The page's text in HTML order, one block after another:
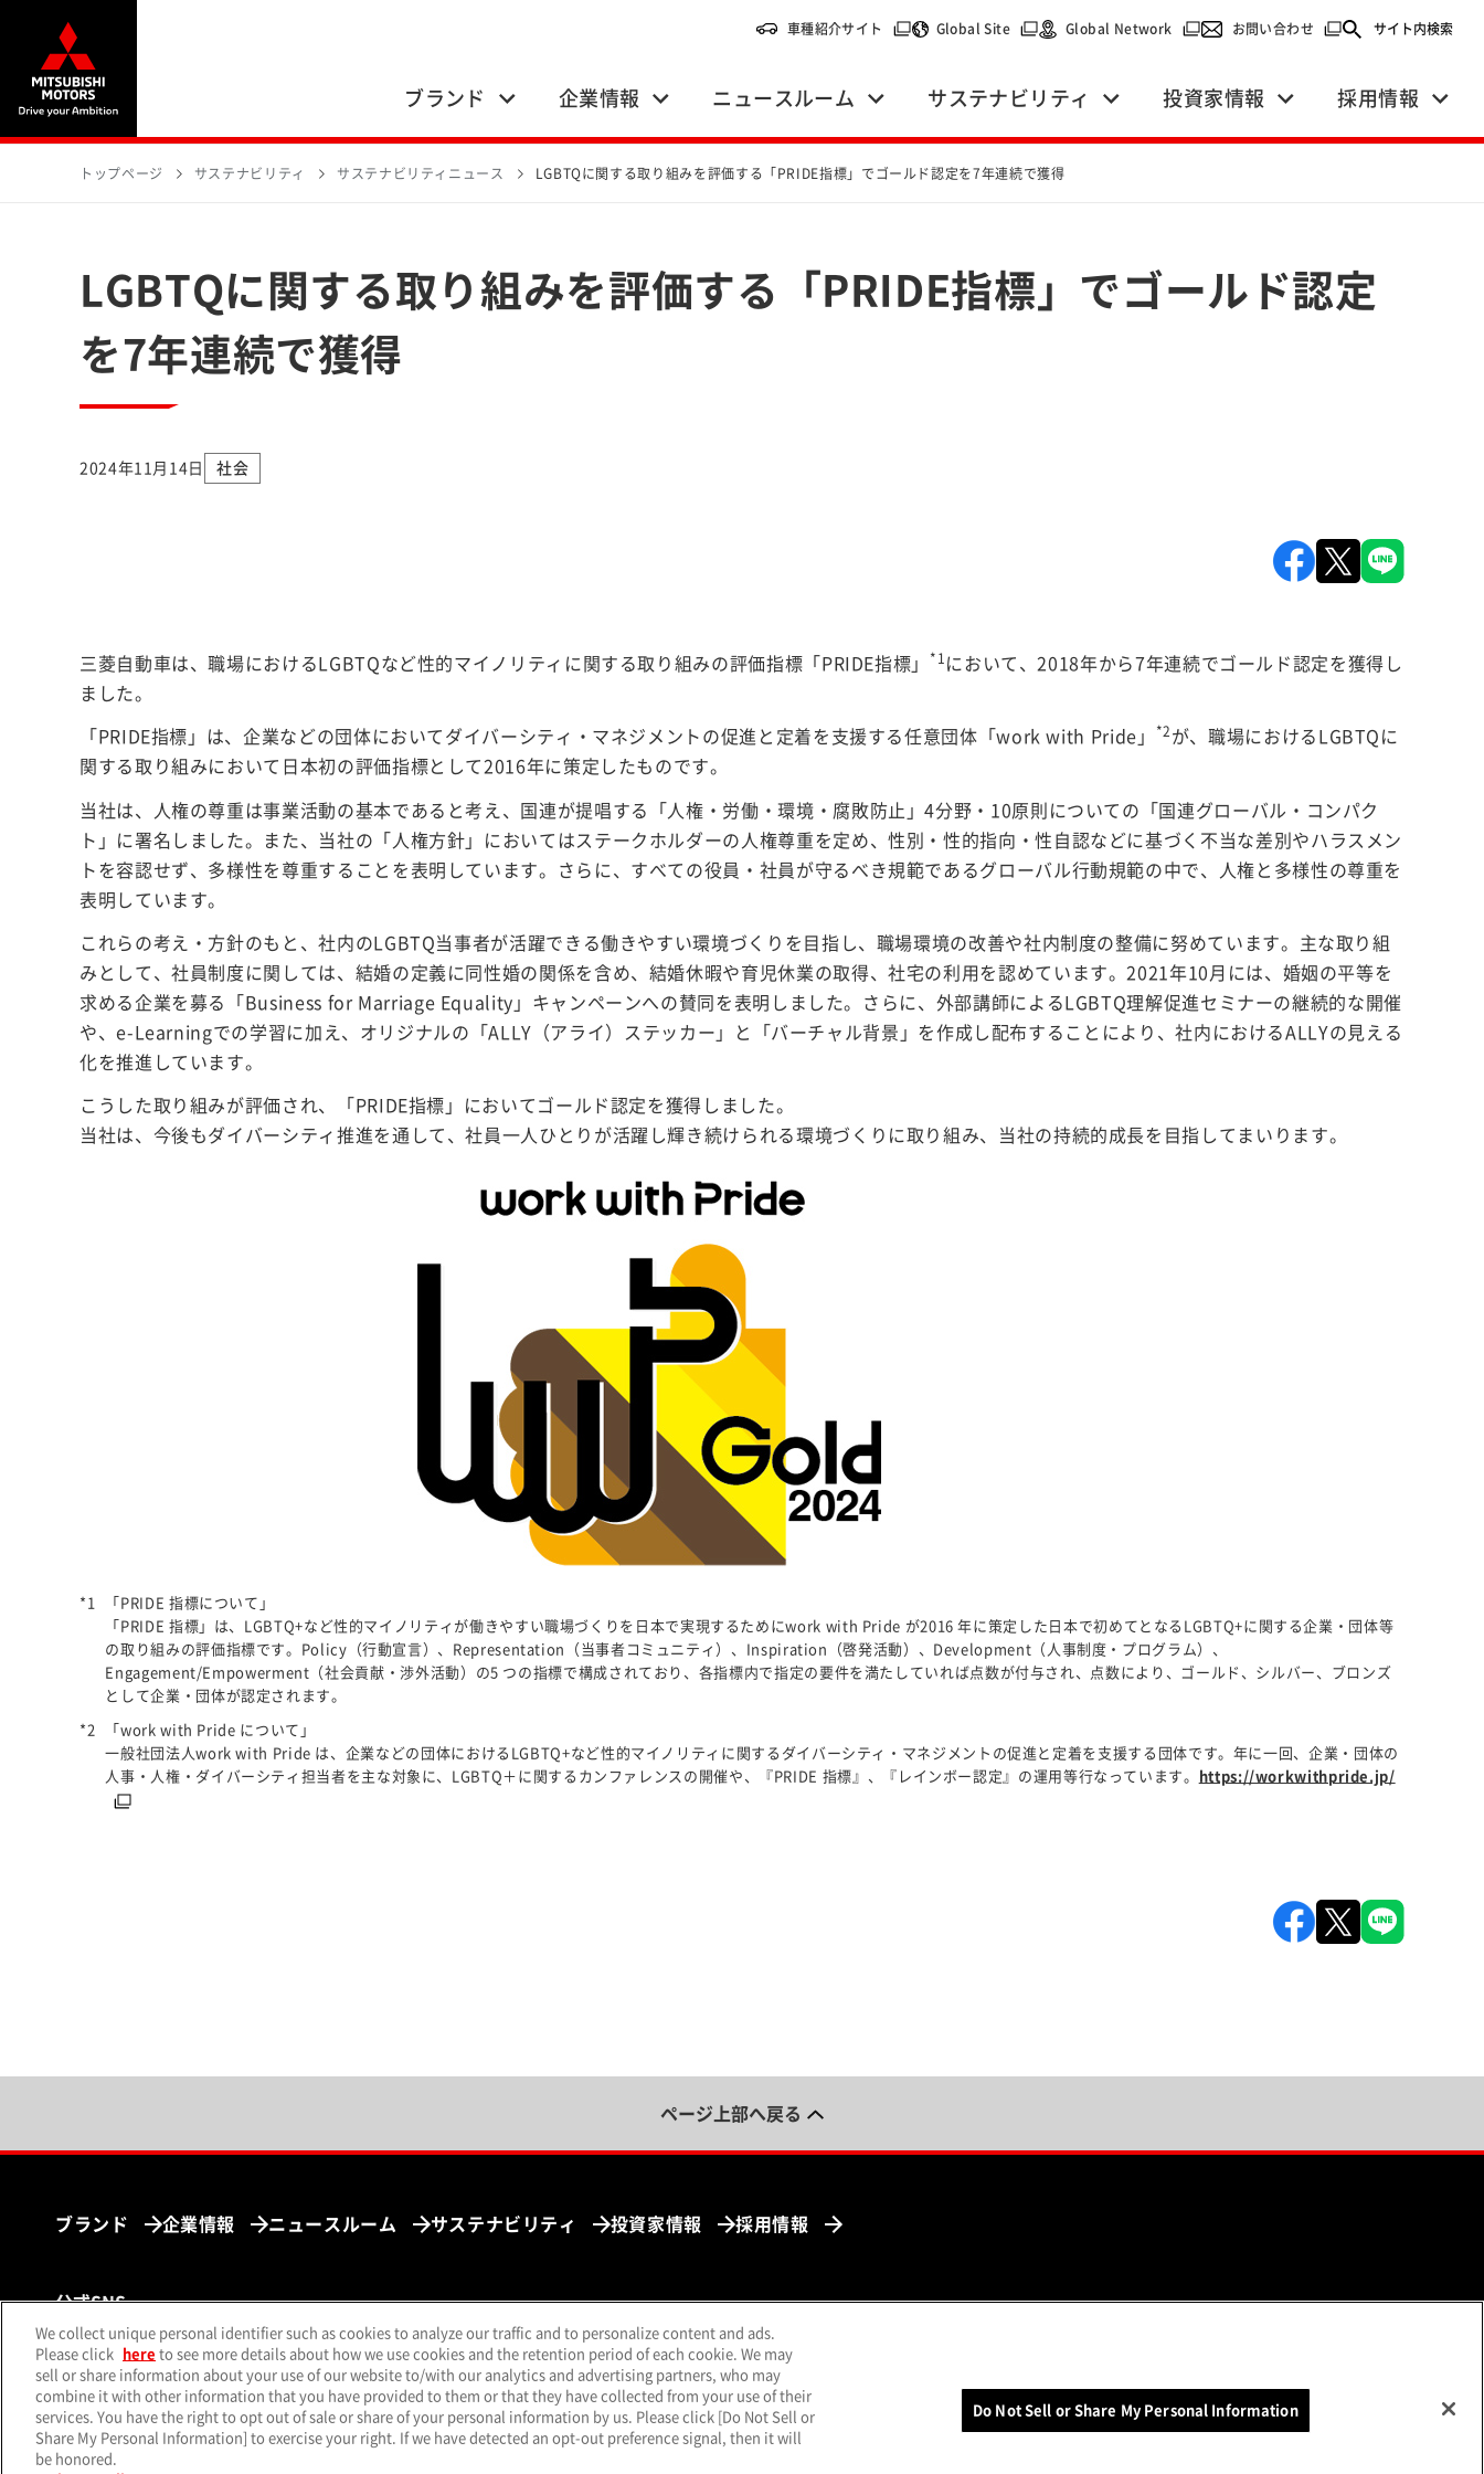
車種紹介サイト （別ウィンドウで開く）
Global Site（別ウィンドウで開く）
Global Network （別ウィンドウで開く）
お問い合わせ （別ウィンドウで開く）
サイト内検索
ブランド 企業情報 ニュースルーム サステナビリティ 投資家情報 採用情報
トップページ サステナビリティ サステナビリティニュース LGBTQに関する取り組みを評価する「PRIDE指標」でゴールド認定を7年連続で獲得
LGBTQに関する取り組みを評価する「PRIDE指標」でゴールド認定
を7年連続で獲得
2024年11月14日 社会
三菱自動車は、職場におけるLGBTQなど性的マイノリティに関する取り組みの評価指標「PRIDE指標」 *1 において、2018年から7年連続でゴールド認定を獲得し
ました。
「PRIDE指標」は、企業などの団体においてダイバーシティ・マネジメントの促進と定着を支援する任意団体「work with Pride」 *2 が、職場におけるLGBTQに
関する取り組みにおいて日本初の評価指標として2016年に策定したものです。
当社は、人権の尊重は事業活動の基本であると考え、国連が提唱する「人権・労働・環境・腐敗防止」4分野・10原則についての「国連グローバル・コンパク
ト」に署名しました。また、当社の「人権方針」においてはステークホルダーの人権尊重を定め、性別・性的指向・性自認などに基づく不当な差別やハラスメン
トを容認せず、多様性を尊重することを表明しています。さらに、すべての役員・社員が守るべき規範であるグローバル行動規範の中で、人権と多様性の尊重を
表明しています。
これらの考え・方針のもと、社内のLGBTQ当事者が活躍できる働きやすい環境づくりを目指し、職場環境の改善や社内制度の整備に努めています。主な取り組
みとして、社員制度に関しては、結婚の定義に同性婚の関係を含め、結婚休暇や育児休業の取得、社宅の利用を認めています。2021年10月には、婚姻の平等を
求める企業を募る「Business for Marriage Equality」キャンペーンへの賛同を表明しました。さらに、外部講師によるLGBTQ理解促進セミナーの継続的な開催
や、e-Learningでの学習に加え、オリジナルの「ALLY（アライ）ステッカー」と「バーチャル背景」を作成し配布することにより、社内におけるALLYの見える
化を推進しています。
こうした取り組みが評価され、「PRIDE指標」においてゴールド認定を獲得しました。
当社は、今後もダイバーシティ推進を通して、社員一人ひとりが活躍し輝き続けられる環境づくりに取り組み、当社の持続的成長を目指してまいります。
「PRIDE 指標について」
「PRIDE 指標」は、LGBTQ+など性的マイノリティが働きやすい職場づくりを日本で実現するためにwork with Pride が2016 年に策定した日本で初めてとなるLGBTQ+に関する企業・団体等
の取り組みの評価指標です。Policy（行動宣言）、Representation（当事者コミュニティ）、Inspiration（啓発活動）、Development（人事制度・プログラム）、
Engagement/Empowerment（社会貢献・渉外活動）の5 つの指標で構成されており、各指標内で指定の要件を満たしていれば点数が付与され、点数により、ゴールド、シルバー、ブロンズ
として企業・団体が認定されます。
「work with Pride について」
一般社団法人work with Pride は、企業などの団体におけるLGBTQ+など性的マイノリティに関するダイバーシティ・マネジメントの促進と定着を支援する団体です。年に一回、企業・団体の
人事・人権・ダイバーシティ担当者を主な対象に、LGBTQ＋に関するカンファレンスの開催や、『PRIDE 指標』、『レインボー認定』の運用等行なっています。
https://workwithpride.jp/
ページ上部へ戻る
ブランド 企業情報 ニュースルーム サステナビリティ 投資家情報 採用情報
公式SNS
X（旧Twitter）（別ウィンドウで開く）
Facebook（別ウィンドウで開く）
Instagram （別ウィンドウで開く）
YouTube（別ウィンドウで開く）
LINE （別ウィンドウで開く）
メールマガジン（別ウィンドウで開く）
サイトマップ個人情報保護方針クッキーポリシー特定個人情報基本方針 （別ウィンドウで開く）
We collect unique personal identifier such as cookies to analyze our traffic and to personalize content and ads.
Please click
here to see more details about how we use cookies and the retention period of each cookie. We may
sell or share information about your use of our website to/with our analytics and advertising partners, who may
combine it with other information that you have provided to them or that they have collected from your use of their
services. You have the right to opt out of sale or share of your personal information by us. Please click [Do Not Sell or
Share My Personal Information] to exercise your right. If we have detected an opt-out preference signal, then it will
be honored.
Do Not Sell or Share My Personal Information